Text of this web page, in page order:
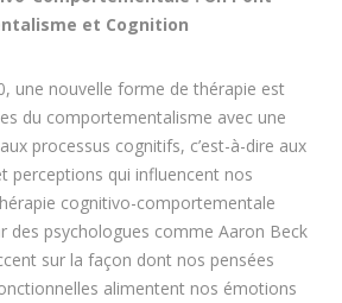
et Cognition
une nouvelle forme de thérapie est
du comportementalisme avec une
processus cognitifs, c’est-à-dire aux
perceptions qui influencent nos
cognitivo-comportementale
des psychologues comme Aaron Beck
sur la façon dont nos pensées
alimentent nos émotions